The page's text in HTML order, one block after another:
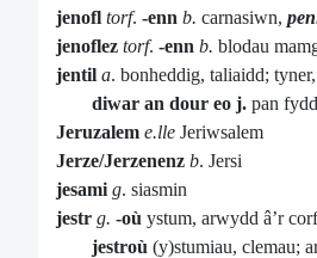
jenofl torf. -enn b. carnasiwn,
jenoflez torf. -enn b. blodau
jentil a. bonheddig, taliaidd;
diwar an dour eo j. pan
Jeruzalem e.lle Jeriwsalem
Jerze/Jerzenenz b. Jersi
jesami g. siasmin
jestr g. -où ystum, arwydd â’r
jestroù (y)stumiau, clemau;